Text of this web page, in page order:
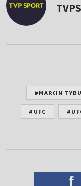
#MARCIN
#UFC